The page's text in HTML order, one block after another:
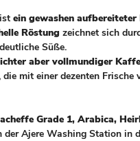
ein gewashen
Röstung zeichnet sich
Süße.
aber vollmundiger
mit einer dezenten Frische
Grade 1, Arabica,
der Ajere Washing Station in